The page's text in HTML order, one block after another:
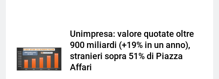
Unimpresa: valore quotate oltre
900 miliardi (+19% in un anno),
stranieri sopra 51% di Piazza
Affari